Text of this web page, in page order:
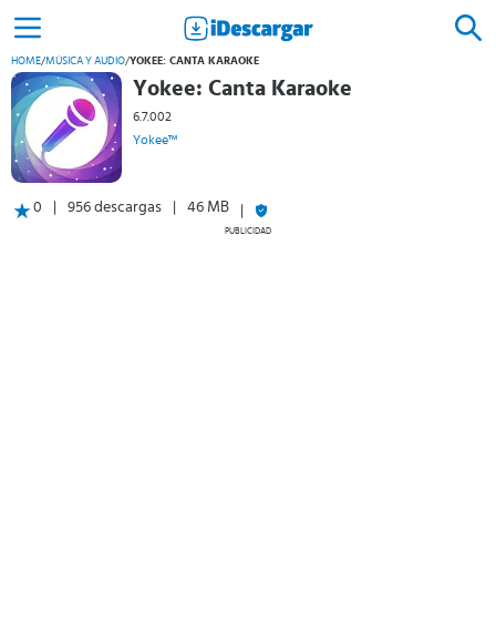
HOME/MÚSICA Y AUDIO/YOKEE: CANTA KARAOKE
Yokee: Canta Karaoke
6.7.002
Yokee™
0 956 descargas 46 MB
PUBLICIDAD